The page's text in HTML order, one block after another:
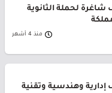
لحملة الثانوية
منذ 4 أشهر
وهندسية وتقنية